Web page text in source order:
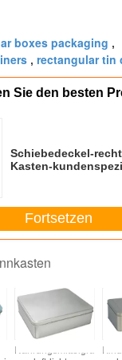
boxes packaging ,
, rectangular tin
Sie den besten
Schiebedeckel-
Kasten-
Fortsetzen
Nahrungsmittelgrad-